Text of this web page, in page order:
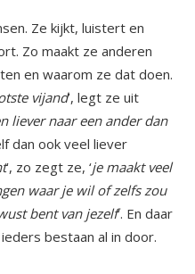
Ze kijkt, luistert en
Zo maakt ze anderen
en waarom ze dat doen.
vijand’, legt ze uit
liever naar een ander dan
dan ook veel liever
’, zo zegt ze, ‘je maakt veel
waar je wil of zelfs zou
bent van jezelf’. En daar
bestaan al in door.